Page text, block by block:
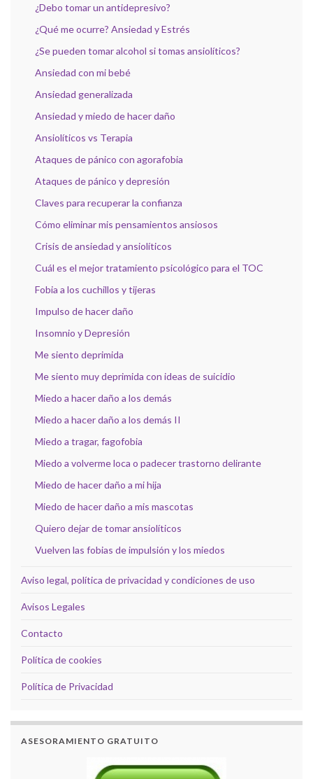
¿Debo tomar un antidepresivo?
¿Qué me ocurre? Ansiedad y Estrés
¿Se pueden tomar alcohol si tomas ansiolíticos?
Ansiedad con mi bebé
Ansiedad generalizada
Ansiedad y miedo de hacer daño
Ansiolíticos vs Terapia
Ataques de pánico con agorafobia
Ataques de pánico y depresión
Claves para recuperar la confianza
Cómo eliminar mis pensamientos ansiosos
Crisis de ansiedad y ansiolíticos
Cuál es el mejor tratamiento psicológico para el TOC
Fobia a los cuchillos y tijeras
Impulso de hacer daño
Insomnio y Depresión
Me siento deprimida
Me siento muy deprimida con ideas de suicidio
Miedo a hacer daño a los demás
Miedo a hacer daño a los demás II
Miedo a tragar, fagofobia
Miedo a volverme loca o padecer trastorno delirante
Miedo de hacer daño a mi hija
Miedo de hacer daño a mis mascotas
Quiero dejar de tomar ansiolíticos
Vuelven las fobias de impulsión y los miedos
Aviso legal, política de privacidad y condiciones de uso
Avisos Legales
Contacto
Política de cookies
Política de Privacidad
ASESORAMIENTO GRATUITO